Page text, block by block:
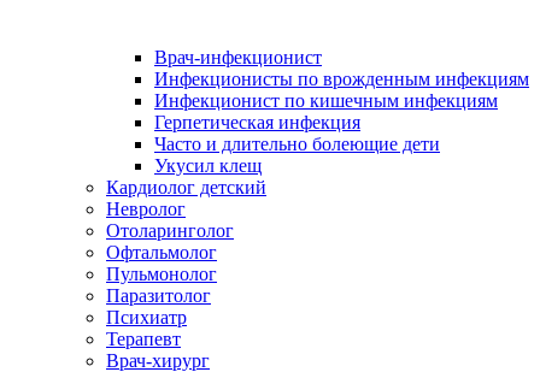
Врач-инфекционист
Инфекционисты по врожденным инфекциям
Инфекционист по кишечным инфекциям
Герпетическая инфекция
Часто и длительно болеющие дети
Укусил клещ
Кардиолог детский
Невролог
Отоларинголог
Офтальмолог
Пульмонолог
Паразитолог
Психиатр
Терапевт
Врач-хирург